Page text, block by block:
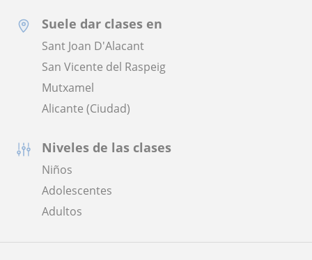
Suele dar clases en
Sant Joan D'Alacant
San Vicente del Raspeig
Mutxamel
Alicante (Ciudad)
Niveles de las clases
Niños
Adolescentes
Adultos